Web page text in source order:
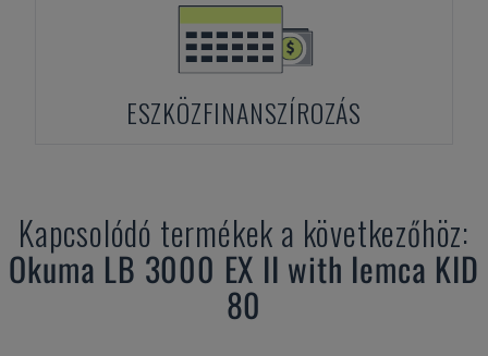
ESZKÖZFINANSZÍROZÁS
Kapcsolódó termékek a következőhöz:
Okuma LB 3000 EX II with Iemca KID
80